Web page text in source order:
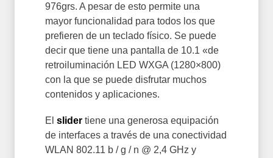
976grs. A pesar de esto permite una
mayor funcionalidad para todos los que
prefieren de un teclado físico. Se puede
decir que tiene una pantalla de 10.1 «de
retroiluminación LED WXGA (1280×800)
con la que se puede disfrutar muchos
contenidos y aplicaciones.
El slider tiene una generosa equipación
de interfaces a través de una conectividad
WLAN 802.11 b / g / n @ 2,4 GHz y